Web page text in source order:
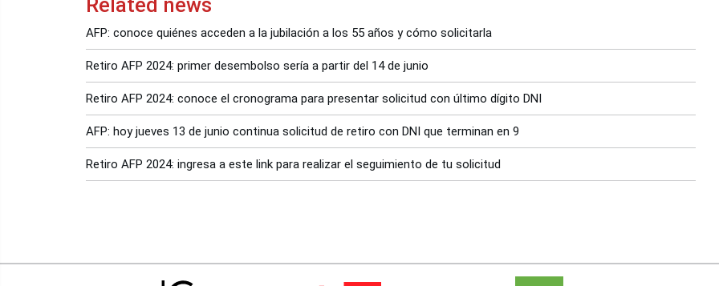
Related news
AFP: conoce quiénes acceden a la jubilación a los 55 años y cómo solicitarla
Retiro AFP 2024: primer desembolso sería a partir del 14 de junio
Retiro AFP 2024: conoce el cronograma para presentar solicitud con último dígito DNI
AFP: hoy jueves 13 de junio continua solicitud de retiro con DNI que terminan en 9
Retiro AFP 2024: ingresa a este link para realizar el seguimiento de tu solicitud